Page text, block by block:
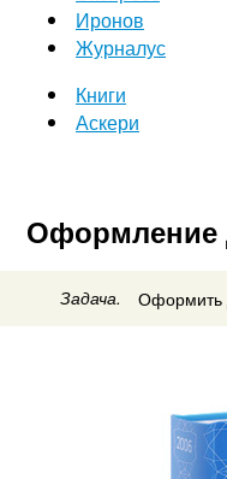
Иронов
Журналус
Книги
Аскери
Оформление
Задача. Оформить